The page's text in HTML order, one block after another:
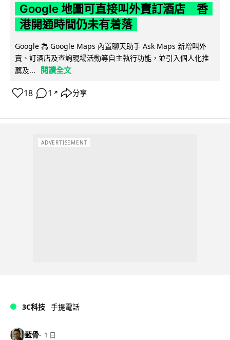
Google 地圖可直接叫外賣訂酒店 香
港開通時間仍未有着落
Google 為 Google Maps 內置聊天助手 Ask Maps 新增叫外
賣、訂酒店及查詢現場活動等自主執行功能，並引入個人化推
薦及...
閱讀全文
18 1 ↗ 分享
ADVERTISEMENT
3C科技 手提電話
藍骨 1 日